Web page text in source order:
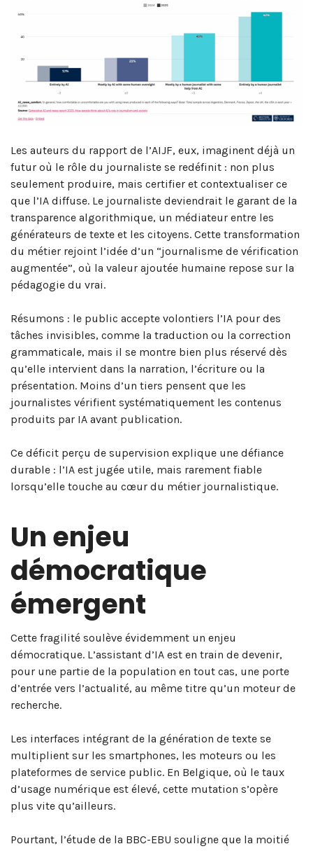
Les auteurs du rapport de l’AIJF, eux, imaginent déjà un
futur où le rôle du journaliste se redéfinit : non plus
seulement produire, mais certifier et contextualiser ce
que l’IA diffuse. Le journaliste deviendrait le garant de la
transparence algorithmique, un médiateur entre les
générateurs de texte et les citoyens. Cette transformation
du métier rejoint l’idée d’un “journalisme de vérification
augmentée”, où la valeur ajoutée humaine repose sur la
pédagogie du vrai.
Résumons : le public accepte volontiers l’IA pour des
tâches invisibles, comme la traduction ou la correction
grammaticale, mais il se montre bien plus réservé dès
qu’elle intervient dans la narration, l’écriture ou la
présentation. Moins d’un tiers pensent que les
journalistes vérifient systématiquement les contenus
produits par IA avant publication.
Ce déficit perçu de supervision explique une défiance
durable : l’IA est jugée utile, mais rarement fiable
lorsqu’elle touche au cœur du métier journalistique.
Un enjeu
démocratique
émergent
Cette fragilité soulève évidemment un enjeu
démocratique. L’assistant d’IA est en train de devenir,
pour une partie de la population en tout cas, une porte
d’entrée vers l’actualité, au même titre qu’un moteur de
recherche.
Les interfaces intégrant de la génération de texte se
multiplient sur les smartphones, les moteurs ou les
plateformes de service public. En Belgique, où le taux
d’usage numérique est élevé, cette mutation s’opère
plus vite qu’ailleurs.
Pourtant, l’étude de la BBC-EBU souligne que la moitié